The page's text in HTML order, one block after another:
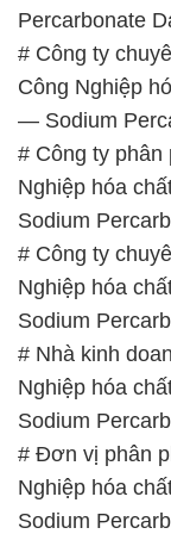
Percarbonate
# Công ty
Công Nghiệp
— Sodium
# Công ty
Nghiệp hóa
Sodium
# Công ty
Nghiệp hóa
Sodium
# Nhà kinh
Nghiệp hóa
Sodium
# Đơn vị phân
Nghiệp hóa
Sodium